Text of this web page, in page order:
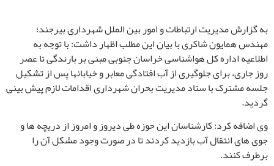
به گزارش مدیریت ارتباطات و امور بین الملل شهرداری بیرجند؛
مهندس همایون شاکری با بیان این مطلب اظهار داشت: با توجه به
اطلاعیه اداره کل هواشناسی خراسان جنوبی مبنی بر بارندگی تا عصر
روز جاری، برای جلوگیری از آب افتادگی معابر و خیابانهاپس از تشکیل
جلسه مشترک با ستاد مدیریت بحران شهرداریاقدامات لازم پیش بینی
گردید.
وی اضافه کرد: کارشناسان این حوزه طی دیروز و امروز از دریچه ها و
جوی های انتقال آب بازدید کردند تا در صورت وجود مشکل آن را
برطرف کنند.